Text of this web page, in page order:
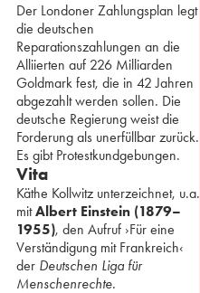
Der Londoner Zahlungsplan legt
die deutschen
Reparationszahlungen an die
Alliierten auf 226 Milliarden
Goldmark fest, die in 42 Jahren
abgezahlt werden sollen. Die
deutsche Regierung weist die
Forderung als unerfüllbar zurück.
Es gibt Protestkundgebungen.
Vita
Käthe Kollwitz unterzeichnet, u.a.
mitAlbert Einstein (1879–
1955), den Aufruf ›Für eine
Verständigung mit Frankreich‹
der Deutschen Liga für
Menschenrechte.